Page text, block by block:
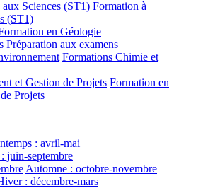
Sciences (ST1) Formation à
(ST1)
en Géologie
Préparation aux examens
Formations Chimie et
et Gestion de Projets Formation en
Projets
: avril-mai
juin-septembre
Automne : octobre-novembre
: décembre-mars